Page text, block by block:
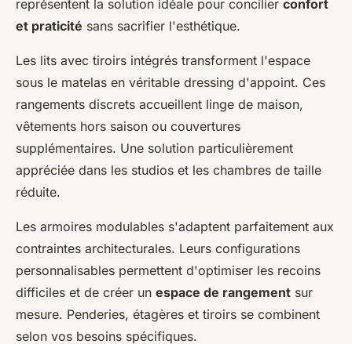
représentent la solution idéale pour concilier confort
et praticité sans sacrifier l'esthétique.
Les lits avec tiroirs intégrés transforment l'espace
sous le matelas en véritable dressing d'appoint. Ces
rangements discrets accueillent linge de maison,
vêtements hors saison ou couvertures
supplémentaires. Une solution particulièrement
appréciée dans les studios et les chambres de taille
réduite.
Les armoires modulables s'adaptent parfaitement aux
contraintes architecturales. Leurs configurations
personnalisables permettent d'optimiser les recoins
difficiles et de créer un espace de rangement sur
mesure. Penderies, étagères et tiroirs se combinent
selon vos besoins spécifiques.